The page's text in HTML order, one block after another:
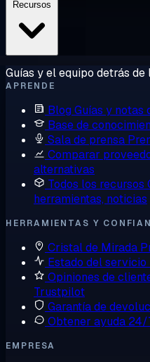
Guías y el equipo detrás
APRENDE
Blog Guías y notas
Base de
Sala de prensa
Comparar
alternativas
Todos los recursos
herramientas, noticias
HERRAMIENTAS Y
Cristal de Mirada
Estado del servicio
Opiniones de
Trustpilot
Garantía de
Obtener ayuda 24/
EMPRESA